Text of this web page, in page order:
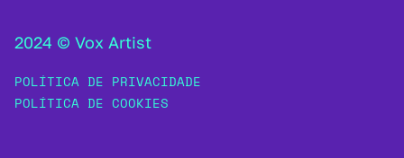
2024 © Vox Artist
POLÍTICA DE PRIVACIDADE
POLÍTICA DE COOKIES